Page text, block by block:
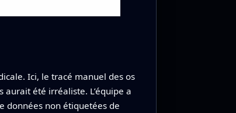
Ici, le tracé manuel des os
été irréaliste. L’équipe a
données non étiquetées de